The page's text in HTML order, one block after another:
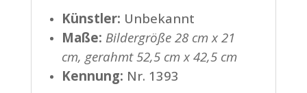
Künstler: Unbekannt
Maße: Bildergröße 28 cm x 21
cm, gerahmt 52,5 cm x 42,5 cm
Kennung: Nr. 1393